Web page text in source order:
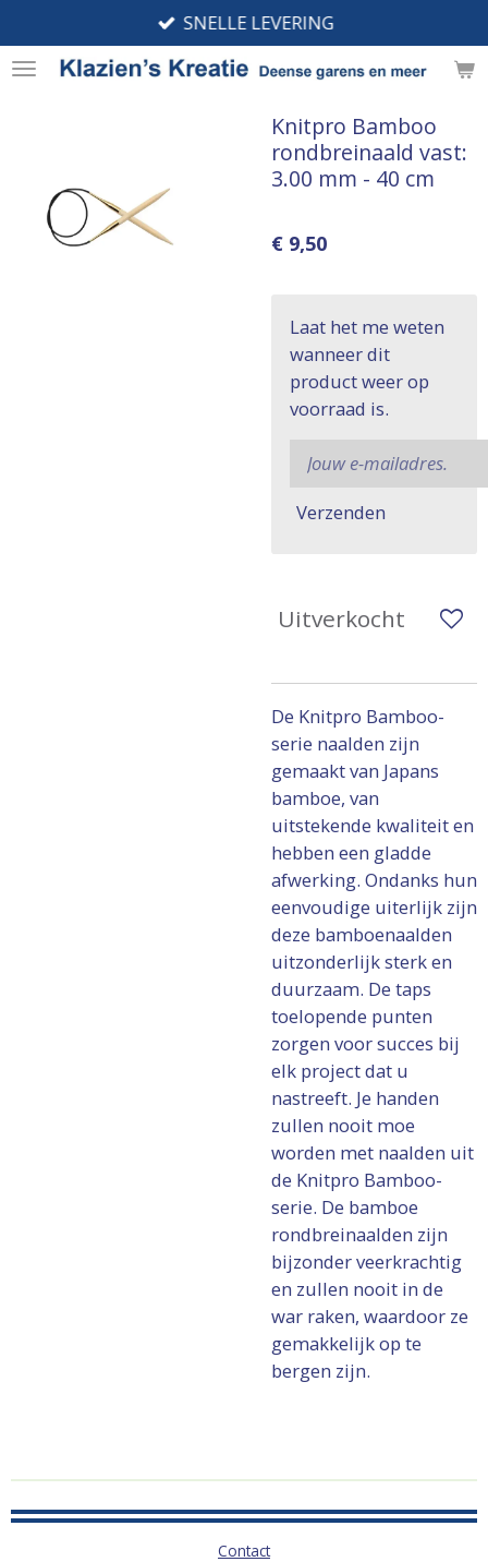
direct
naar
SNELLE LEVERING
Knitpro Bamboo
rondbreinaald vast:
3.00 mm - 40 cm
€ 9,50
Laat het me weten
wanneer dit
product weer op
voorraad is.
Verzenden
Uitverkocht
De Knitpro Bamboo-
serie naalden zijn
gemaakt van Japans
bamboe, van
uitstekende kwaliteit en
hebben een gladde
afwerking. Ondanks hun
eenvoudige uiterlijk zijn
deze bamboenaalden
uitzonderlijk sterk en
duurzaam. De taps
toelopende punten
zorgen voor succes bij
elk project dat u
nastreeft. Je handen
zullen nooit moe
worden met naalden uit
de Knitpro Bamboo-
serie. De bamboe
rondbreinaalden zijn
bijzonder veerkrachtig
en zullen nooit in de
war raken, waardoor ze
gemakkelijk op te
bergen zijn.
Contact